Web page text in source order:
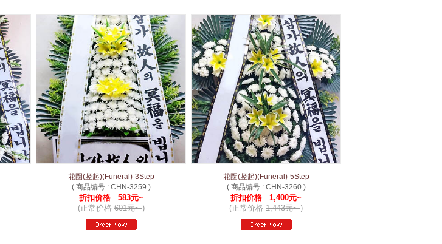
花圈(竖起)(Funeral)-3Step
( 商品编号 : CHN-3259 )
折扣价格 583元~
(正常价格601元~)
花圈(竖起)(Funeral)-5Step
( 商品编号 : CHN-3260 )
折扣价格 1,400元~
(正常价格 1,443元~)